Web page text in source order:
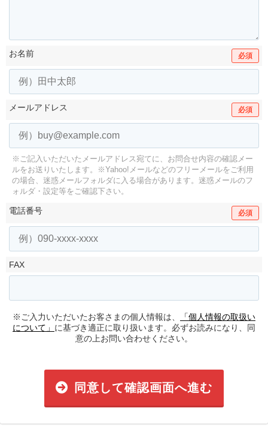
お名前 必須
メールアドレス 必須
※ご記入いただいたメールアドレス宛てに、お問合せ内容の確認メー
ルをお送りいたします。
※Yahoo!メールなどのフリーメールをご利用
の場合、迷惑メールフォルダに入る場合があります。 迷惑メールのフ
ォルダ・設定等をご確認下さい。
電話番号 必須
FAX
※ご入力いただいたお客さまの個人情報は、
「個人情報の取扱い
について」 に基づき適正に取り扱います。必ずお読みになり、同
意の上お問い合わせください。
同意して確認画面へ進む